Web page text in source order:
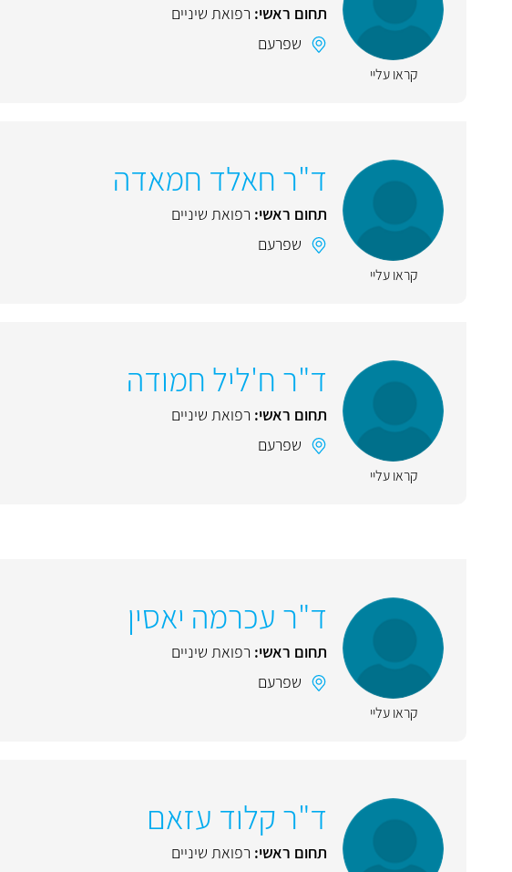
קראו עליי
תחום ראשי: רפואת שיניים
שפרעם
קראו עליי
ד"ר חאלד חמאדה
תחום ראשי: רפואת שיניים
שפרעם
קראו עליי
ד"ר ח'ליל חמודה
תחום ראשי: רפואת שיניים
שפרעם
קראו עליי
ד"ר עכרמה יאסין
תחום ראשי: רפואת שיניים
שפרעם
ד"ר קלוד עזאם
תחום ראשי: רפואת שיניים